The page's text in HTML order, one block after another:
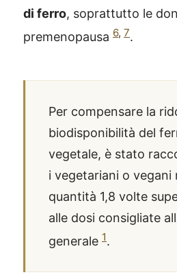
di ferro, soprattutto le
premenopausa 6, 7.
Per compensare la
biodisponibilità del
vegetale, è stato
i vegetariani o vegani
quantità 1,8 volte
alle dosi consigliate
generale 1.